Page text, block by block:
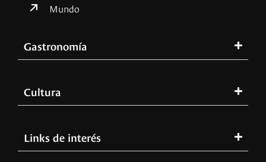
Mundo
Gastronomía
Cultura
Links de interés